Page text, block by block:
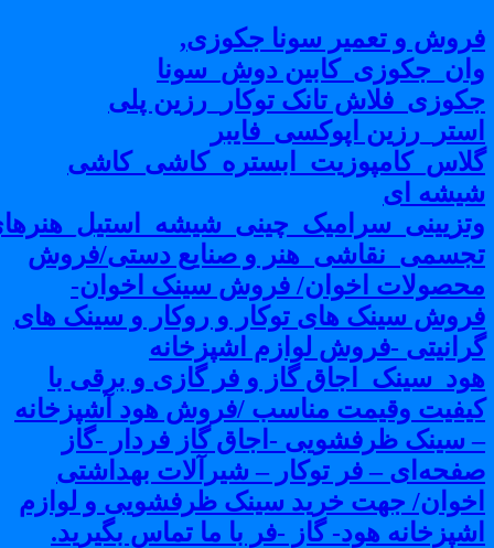
و تعمیر سونا جکوزی,
دوش_سونا
تانک توکار_رزین پلی
اپوکسی_فایبر
ای
و صنایع دستی/فروش
اخوان/ فروش سینک اخوان-
سینک های توکار و روکار و سینک های
-فروش لوازم اشپزخانه
گاز و فر گازی و برقی با
وقیمت مناسب /فروش هود آشپزخانه
سینک ظرفشویی -اجاق گاز فردار -گاز
– فر توکار – شیرآلات بهداشتی
جهت خرید سینک ظرفشویی و لوازم
هود- گاز -فر با ما تماس بگیرید.